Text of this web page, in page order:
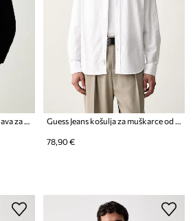
Guess Jeans majica dugih rukava za muškarce od pamuka Guess Jeans košulja za muškarce od pamuka
78,90 €